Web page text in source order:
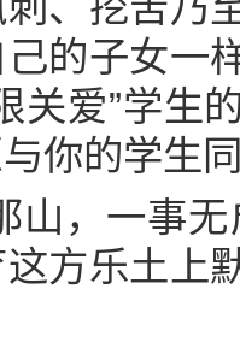
的子女一
关爱”学生
你的学生
山，一事
方乐土上